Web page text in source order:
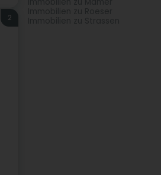
2